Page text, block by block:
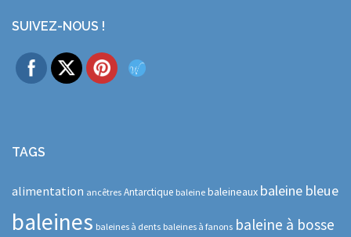
SUIVEZ-NOUS !
TAGS
alimentation ancêtres Antarctique baleine baleineaux baleine bleue
baleines baleines à dents baleines à fanons baleine à bosse